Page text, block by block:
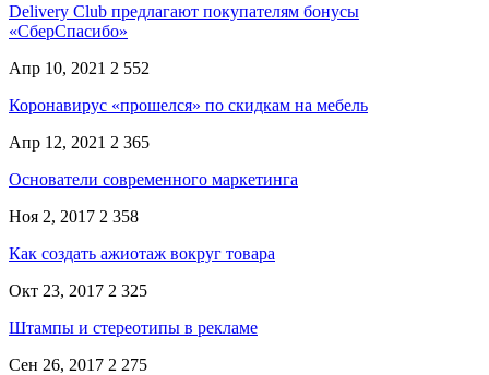
Delivery Club предлагают покупателям бонусы
«СберСпасибо»
Апр 10, 2021 2 552
Коронавирус «прошелся» по скидкам на мебель
Апр 12, 2021 2 365
Основатели современного маркетинга
Ноя 2, 2017 2 358
Как создать ажиотаж вокруг товара
Окт 23, 2017 2 325
Штампы и стереотипы в рекламе
Сен 26, 2017 2 275